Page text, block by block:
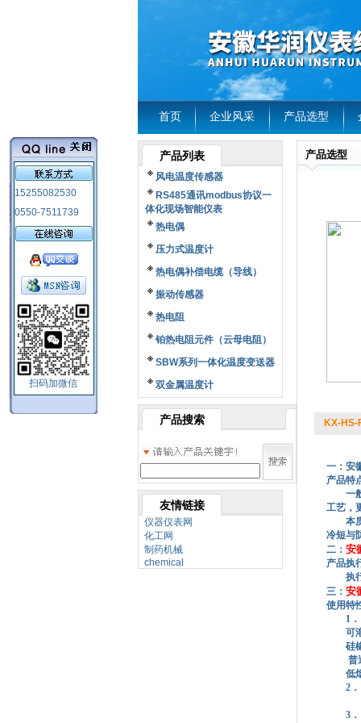
首页 企业风采 产品选型
15255082530
0550-7511739
扫码加微信
产品列表
风电温度传感器
RS485通讯modbus协议一
体化现场智能仪表
热电偶
压力式温度计
热电偶补偿电缆（导线）
振动传感器
热电阻
铂热电阻元件（云母电阻）
SBW系列一体化温度变送器
双金属温度计
产品搜索
友情链接
仪器仪表网
化工网
制药机械
chemical
产品选型
KX-
一：安
产品特
一
工艺，
本
冷短与
二： 安
产品执
执行
三： 安
使用特
1．
可溶
硅橡
普通
低烟
2
3